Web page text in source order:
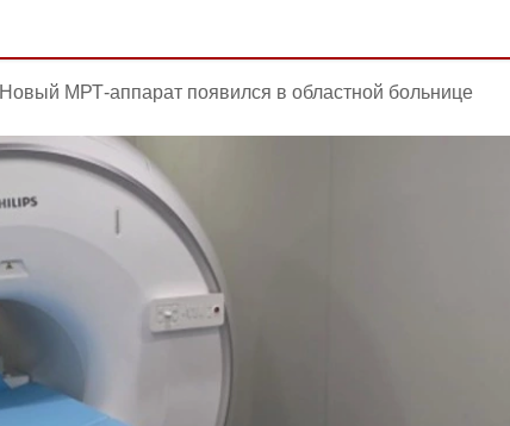
Новый МРТ-аппарат появился в областной больнице